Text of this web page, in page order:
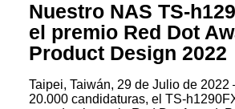
Nuestro NAS TS-
el premio Red Dot
Product Design 2022
Taipei, Taiwán, 29 de Julio de 2022
20.000 candidaturas, el TS-